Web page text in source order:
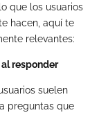
que los usuarios
hacen, aquí te
relevantes:
responder
suelen
preguntas que